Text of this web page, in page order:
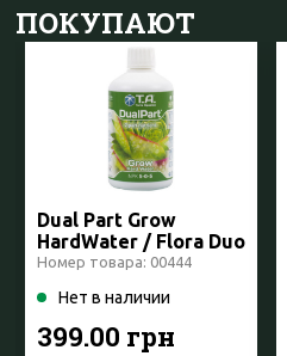
ПОКУПАЮТ
Dual Part Grow
HardWater / Flora Duo
Grow HW 0,5 ltr Terra
Номер товара: 00444
Нет в наличии
399.00 грн